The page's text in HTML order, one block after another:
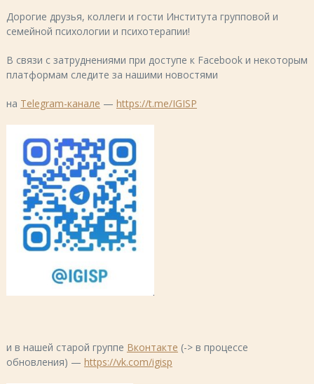
мДорогие друзья, коллеги и гости Института групповой и
семейной психологии и психотерапии!
В связи с затруднениями при доступе к Facebook и некоторым
платформам следите за нашими новостями
на Telegram-канале — https://t.me/IGISP
и в нашей старой группе Вконтакте (-> в процессе
обновления) — https://vk.com/igisp